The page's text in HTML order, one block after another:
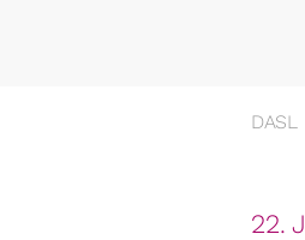
DASL
22.